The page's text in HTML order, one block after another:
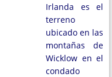
Irlanda es el
terreno
ubicado en las
montañas de
Wicklow en el
condado